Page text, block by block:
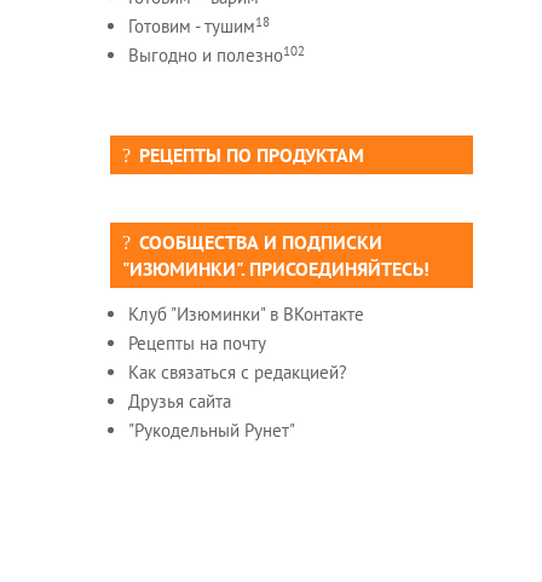
Готовим - тушим18
Выгодно и полезно102
РЕЦЕПТЫ ПО ПРОДУКТАМ
СООБЩЕСТВА И ПОДПИСКИ
"ИЗЮМИНКИ". ПРИСОЕДИНЯЙТЕСЬ!
Клуб "Изюминки" в ВКонтакте
Рецепты на почту
Как связаться с редакцией?
Друзья сайта
"Рукодельный Рунет"